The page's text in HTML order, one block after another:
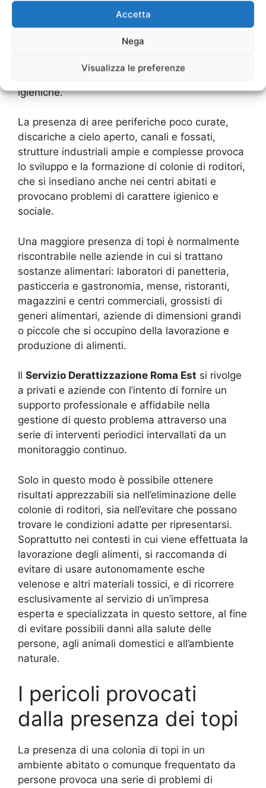
Accetta
Nega
Visualizza le preferenze
Il proliferare dei topi costituisce un indice di
l’estinzione o comunque l’assenza dei predatori
naturali (in genere rapaci o rettili) oltre ad una
situazione di degrado e di scarse condizioni
igieniche.
La presenza di aree periferiche poco curate,
discariche a cielo aperto, canali e fossati,
strutture industriali ampie e complesse provoca
lo sviluppo e la formazione di colonie di roditori,
che si insediano anche nei centri abitati e
provocano problemi di carattere igienico e
sociale.
Una maggiore presenza di topi è normalmente
riscontrabile nelle aziende in cui si trattano
sostanze alimentari: laboratori di panetteria,
pasticceria e gastronomia, mense, ristoranti,
magazzini e centri commerciali, grossisti di
generi alimentari, aziende di dimensioni grandi
o piccole che si occupino della lavorazione e
produzione di alimenti.
Il Servizio Derattizzazione Roma Est si rivolge
a privati e aziende con l’intento di fornire un
supporto professionale e affidabile nella
gestione di questo problema attraverso una
serie di interventi periodici intervallati da un
monitoraggio continuo.
Solo in questo modo è possibile ottenere
risultati apprezzabili sia nell’eliminazione delle
colonie di roditori, sia nell’evitare che possano
trovare le condizioni adatte per ripresentarsi.
Soprattutto nei contesti in cui viene effettuata la
lavorazione degli alimenti, si raccomanda di
evitare di usare autonomamente esche
velenose e altri materiali tossici, e di ricorrere
esclusivamente al servizio di un’impresa
esperta e specializzata in questo settore, al fine
di evitare possibili danni alla salute delle
persone, agli animali domestici e all’ambiente
naturale.
I pericoli provocati
dalla presenza dei topi
La presenza di una colonia di topi in un
ambiente abitato o comunque frequentato da
persone provoca una serie di problemi di